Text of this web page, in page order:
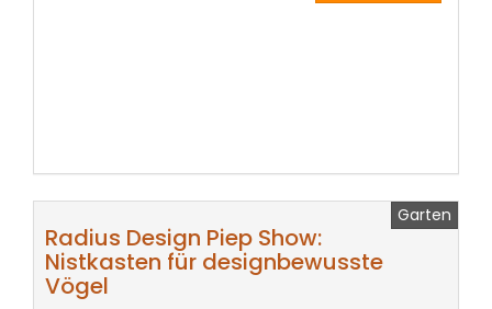
Garten
Radius Design Piep Show:
Nistkasten für designbewusste
Vögel